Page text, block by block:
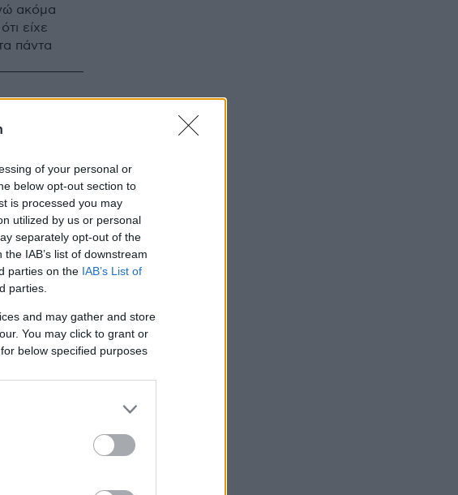
of your personal or
below opt-out section to
is processed you may
utilized by us or personal
separately opt-out of the
IAB’s list of downstream
parties on the IAB’s List of
parties.
and may gather and store
You may click to grant or
below specified purposes
ακόμα
είχε
πάντα
4
σε
του